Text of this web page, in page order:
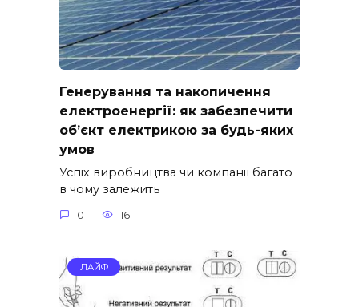
Генерування та накопичення
електроенергії: як забезпечити
об’єкт електрикою за будь-яких
умов
Успіх виробництва чи компанії багато
в чому залежить
0 16
ЛАЙФ